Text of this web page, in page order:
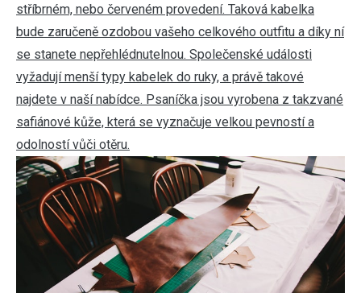
stříbrném, nebo červeném provedení. Taková kabelka
bude zaručeně ozdobou vašeho celkového outfitu a díky ní
se stanete nepřehlédnutelnou. Společenské události
vyžadují menší typy kabelek do ruky, a právě takové
najdete v naší nabídce. Psaníčka jsou vyrobena z takzvané
safiánové kůže, která se vyznačuje velkou pevností a
odolností vůči otěru.